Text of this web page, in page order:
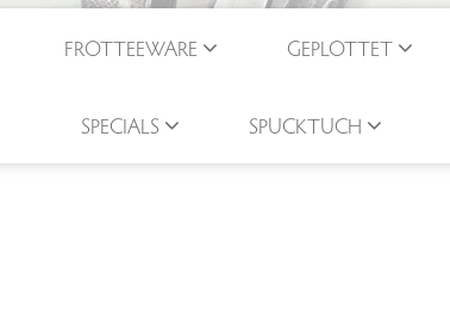
FROTTEEWARE GEPLOTTET
SPECIALS SPUCKTUCH